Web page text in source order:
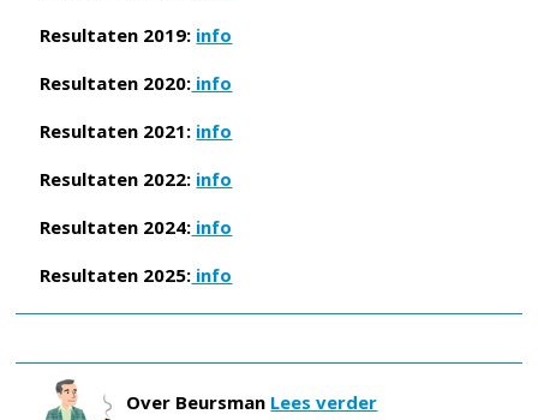
Resultaten 2019: info
Resultaten 2020: info
Resultaten 2021: info
Resultaten 2022: info
Resultaten 2024: info
Resultaten 2025: info
Over Beursman Lees verder